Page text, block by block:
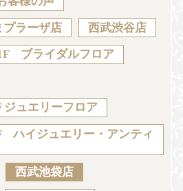
Catalog
EN CH KO
プラーザ店 西武渋谷店
ブライダルフロア
ジュエリーフロア
ハイジュエリー・アンティ
西武池袋店